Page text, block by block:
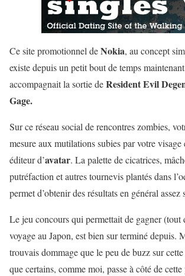
Ce site promotionnel deNokia, au concept
existe depuis un petit bout de temps
accompagnait la sortie deResident Evil
Gage.
Sur ce réseau social de rencontres zombies,
mesure aux mutilations subies par votre visage
éditeur d’avatar. La palette de cicatrices,
putréfaction et autres tournevis plantés dans
permet d’obtenir des résultats en général assez
Le jeu concours qui permettait de gagner (tout
voyage au Japon, est bien sur terminé depuis.
trouvais dommage que le peu de buzz sur
que certains, comme moi, passe à côté de cette